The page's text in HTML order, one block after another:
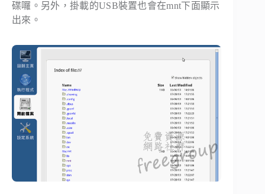
碟囉。另外，掛載的USB裝置也會在mnt下面顯示
出來。